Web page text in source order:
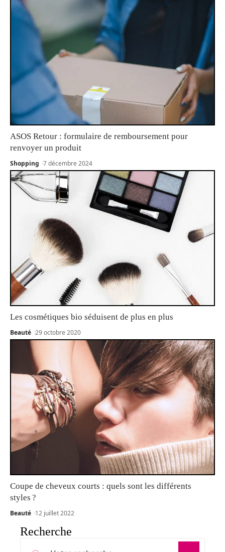
ASOS Retour : formulaire de remboursement pour
renvoyer un produit
Shopping 7 décembre 2024
Les cosmétiques bio séduisent de plus en plus
Beauté 29 octobre 2020
Coupe de cheveux courts : quels sont les différents
styles ?
Beauté 12 juillet 2022
Recherche